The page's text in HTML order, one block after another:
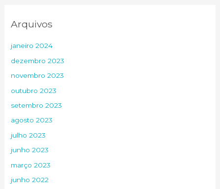
Arquivos
janeiro 2024
dezembro 2023
novembro 2023
outubro 2023
setembro 2023
agosto 2023
julho 2023
junho 2023
março 2023
junho 2022